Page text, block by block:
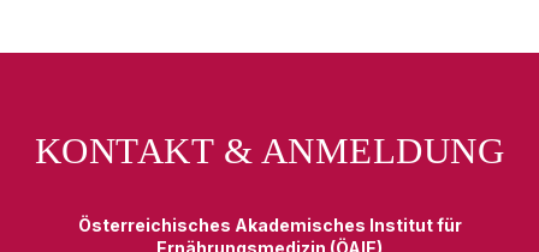
KONTAKT & ANMELDUNG
Österreichisches Akademisches Institut für